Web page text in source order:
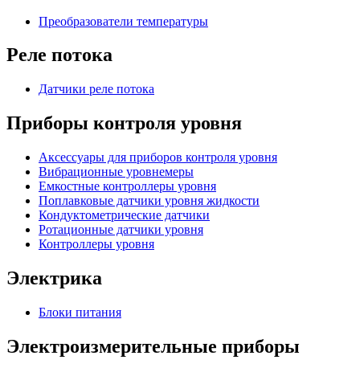
Преобразователи температуры
Реле потока
Датчики реле потока
Приборы контроля уровня
Аксессуары для приборов контроля уровня
Вибрационные уровнемеры
Емкостные контроллеры уровня
Поплавковые датчики уровня жидкости
Кондуктометрические датчики
Ротационные датчики уровня
Контроллеры уровня
Электрика
Блоки питания
Электроизмерительные приборы